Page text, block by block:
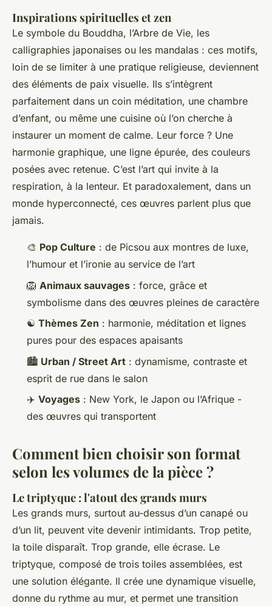
Inspirations spirituelles et zen
Le symbole du Bouddha, l’Arbre de Vie, les
calligraphies japonaises ou les mandalas : ces motifs,
loin de se limiter à une pratique religieuse, deviennent
des éléments de paix visuelle. Ils s’intègrent
parfaitement dans un coin méditation, une chambre
d’enfant, ou même une cuisine où l’on cherche à
instaurer un moment de calme. Leur force ? Une
harmonie graphique, une ligne épurée, des couleurs
posées avec retenue. C’est l’art qui invite à la
respiration, à la lenteur. Et paradoxalement, dans un
monde hyperconnecté, ces œuvres parlent plus que
jamais.
🎨 Pop Culture : de Picsou aux montres de luxe,
l’humour et l’ironie au service de l’art
🦁 Animaux sauvages : force, grâce et
symbolisme dans des œuvres pleines de caractère
☯️ Thèmes Zen : harmonie, méditation et lignes
pures pour des espaces apaisants
🏙️ Urban / Street Art : dynamisme, contraste et
esprit de rue dans le salon
✈️ Voyages : New York, le Japon ou l’Afrique -
des œuvres qui transportent
Comment bien choisir son format
selon les volumes de la pièce ?
Le triptyque : l'atout des grands murs
Les grands murs, surtout au-dessus d’un canapé ou
d’un lit, peuvent vite devenir intimidants. Trop petite,
la toile disparaît. Trop grande, elle écrase. Le
triptyque, composé de trois toiles assemblées, est
une solution élégante. Il crée une dynamique visuelle,
donne du rythme au mur, et permet une transition